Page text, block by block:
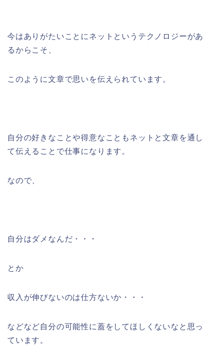
今はありがたいことにネットというテクノロジーがあ
るからこそ、
このように文章で思いを伝えられています。
自分の好きなことや得意なこともネットと文章を通し
て伝えることで仕事になります。
なので、
自分はダメなんだ・・・
とか
収入が伸びないのは仕方ないか・・・
などなど自分の可能性に蓋をしてほしくないなと思っ
ています。